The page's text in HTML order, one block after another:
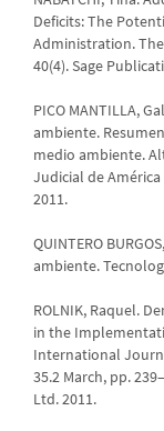
Deficits: The
Administration.
40(4). Sage
PICO MANTILLA,
ambiente.
medio ambiente.
Judicial de
2011.
QUINTERO
ambiente.
ROLNIK, Raquel.
in the
International
35.2 March, pp.
Ltd. 2011.